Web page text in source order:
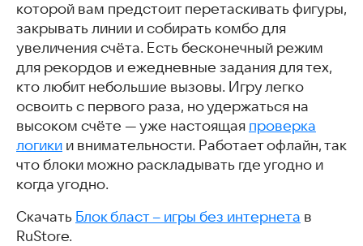
которой вам предстоит перетаскивать фигуры,
закрывать линии и собирать комбо для
увеличения счёта. Есть бесконечный режим
для рекордов и ежедневные задания для тех,
кто любит небольшие вызовы. Игру легко
освоить с первого раза, но удержаться на
высоком счёте — уже настоящая проверка
логики и внимательности. Работает офлайн, так
что блоки можно раскладывать где угодно и
когда угодно.
Скачать Блок бласт – игры без интернета в
RuStore.